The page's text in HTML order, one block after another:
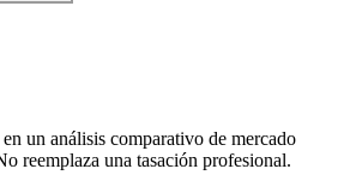
un análisis comparativo de mercado
reemplaza una tasación profesional.